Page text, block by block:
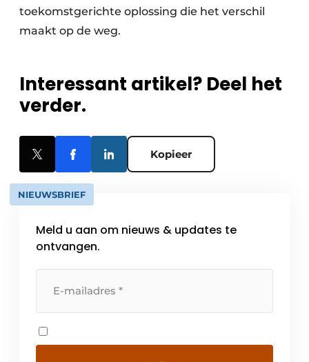
toekomstgerichte oplossing die het verschil
maakt op de weg.
Interessant artikel? Deel het
verder.
Kopieer
NIEUWSBRIEF
Meld u aan om nieuws & updates te
ontvangen.